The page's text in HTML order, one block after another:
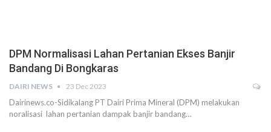
DPM Normalisasi Lahan Pertanian Ekses Banjir
Bandang Di Bongkaras
DAIRI NEWS 23 Dec 2023
Dairinews.co-Sidikalang PT Dairi Prima Mineral (DPM) melakukan
noralisasi lahan pertanian dampak banjir bandang…